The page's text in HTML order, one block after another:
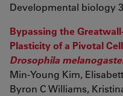
Developmental biology
Bypassing the
Plasticity of a Pivotal
Drosophila
Min-Young Kim,
Byron C Williams,